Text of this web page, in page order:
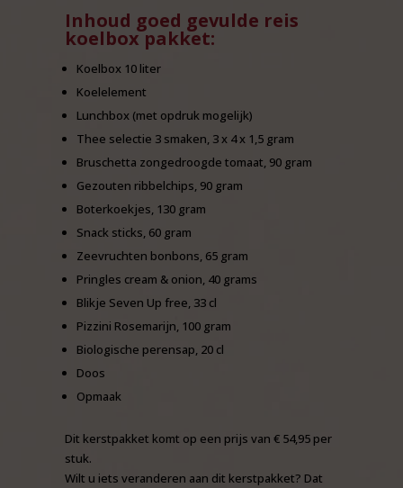
Inhoud goed gevulde reis
koelbox pakket:
Koelbox 10 liter
Koelelement
Lunchbox (met opdruk mogelijk)
Thee selectie 3 smaken, 3 x 4 x 1,5 gram
Bruschetta zongedroogde tomaat, 90 gram
Gezouten ribbelchips, 90 gram
Boterkoekjes, 130 gram
Snack sticks, 60 gram
Zeevruchten bonbons, 65 gram
Pringles cream & onion, 40 grams
Blikje Seven Up free, 33 cl
Pizzini Rosemarijn, 100 gram
Biologische perensap, 20 cl
Doos
Opmaak
Dit kerstpakket komt op een prijs van € 54,95 per
stuk.
Wilt u iets veranderen aan dit kerstpakket? Dat